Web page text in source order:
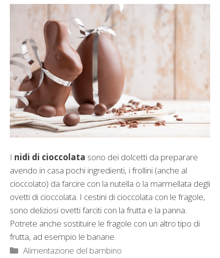
I nidi di cioccolata sono dei dolcetti da preparare
avendo in casa pochi ingredienti, i frollini (anche al
cioccolato) da farcire con la nutella o la marmellata degli
ovetti di cioccolata. I cestini di cioccolata con le fragole,
sono deliziosi ovetti farciti con la frutta e la panna.
Potrete anche sostituire le fragole con un altro tipo di
frutta, ad esempio le banane.
Categorie
Alimentazione del bambino